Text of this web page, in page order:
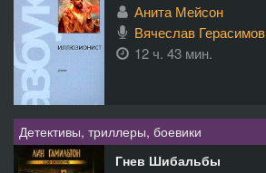
Анита Мейсон
Вячеслав Герасимов
12 ч. 43 мин.
Детективы, триллеры, боевики
Гнев Шибальбы